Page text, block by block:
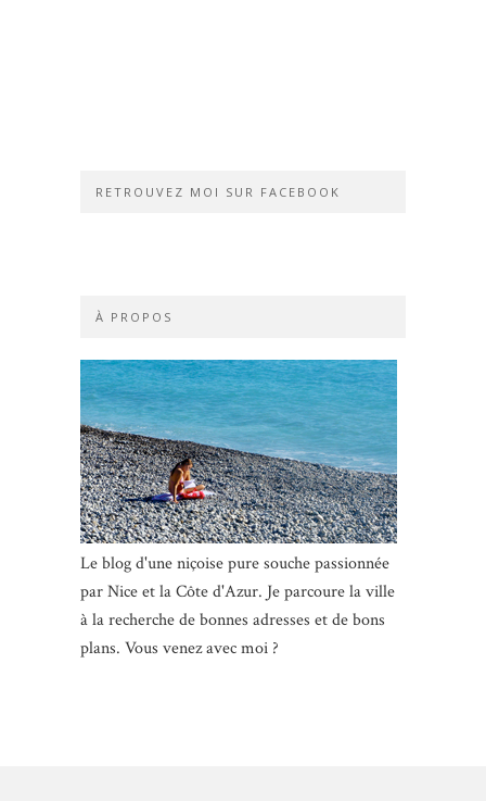
RETROUVEZ MOI SUR FACEBOOK
À PROPOS
Le blog d'une niçoise pure souche passionnée
par Nice et la Côte d'Azur. Je parcoure la ville
à la recherche de bonnes adresses et de bons
plans. Vous venez avec moi ?